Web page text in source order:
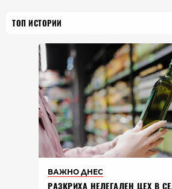
ТОП ИСТОРИИ
ВАЖНО ДНЕС
РАЗКРИХА НЕЛЕГАЛЕН ЦЕХ В